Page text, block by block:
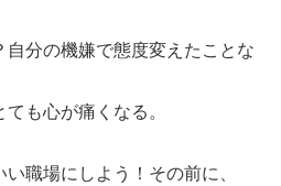
分の機嫌で態度変えたことな
も心が痛くなる。
職場にしよう！その前に、